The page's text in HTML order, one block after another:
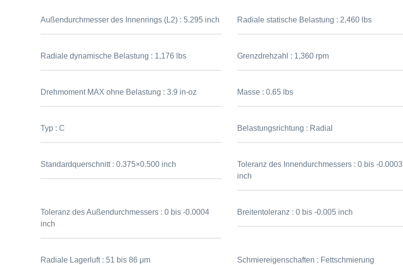
Außendurchmesser des Innenrings (L2) : 5.295 inch Radiale statische Belastung : 2,460 lbs
Radiale dynamische Belastung : 1,176 lbs Grenzdrehzahl : 1,360 rpm
Drehmoment MAX ohne Belastung :3.9 in-oz Masse :0.65 lbs
Typ :C Belastungsrichtung : Radial
Standardquerschnitt :0.375×0.500 inch Toleranz des Innendurchmessers :0 bis -0.0003
inch
Toleranz des Außendurchmessers :0 bis -0.0004
inch
Breitentoleranz :0 bis -0.005 inch
Radiale Lagerluft : 51 bis 86 μm Schmiereigenschaften : Fettschmierung